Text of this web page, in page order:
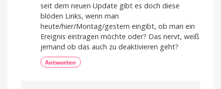
seit dem neuen Update gibt es doch diese
blöden Links, wenn man
heute/hier/Montag/gestern eingibt, ob man ein
Ereignis eintragen möchte oder? Das nervt, weiß
jemand ob das auch zu deaktivieren geht?
Antworten